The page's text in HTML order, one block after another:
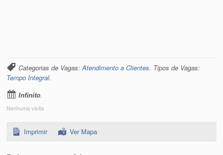
Categorias de Vagas:Atendimento a Clientes. Tipos de Vagas:
Tempo Integral.
Infinito.
Nenhuma visita
Imprimir Ver Mapa